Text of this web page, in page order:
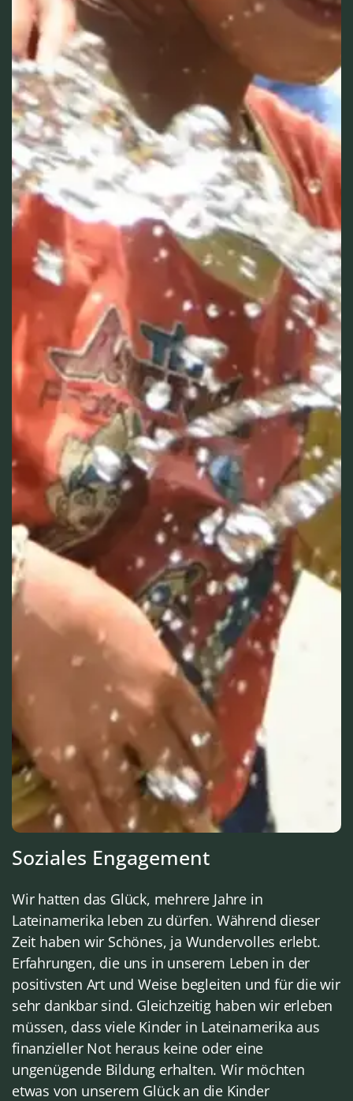
Soziales Engagement
Wir hatten das Glück, mehrere Jahre in
Lateinamerika leben zu dürfen. Während dieser
Zeit haben wir Schönes, ja Wundervolles erlebt.
Erfahrungen, die uns in unserem Leben in der
positivsten Art und Weise begleiten und für die wir
sehr dankbar sind. Gleichzeitig haben wir erleben
müssen, dass viele Kinder in Lateinamerika aus
finanzieller Not heraus keine oder eine
ungenügende Bildung erhalten. Wir möchten
etwas von unserem Glück an die Kinder